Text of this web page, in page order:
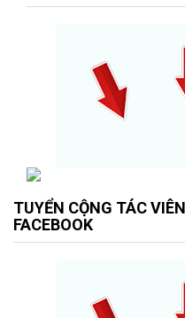
TUYỂN CỘNG TÁC
FACEBOOK